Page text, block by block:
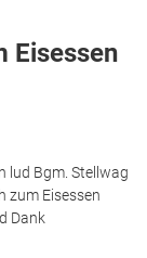
Eisessen
lud Bgm. Stellwag
zum Eisessen
Dank